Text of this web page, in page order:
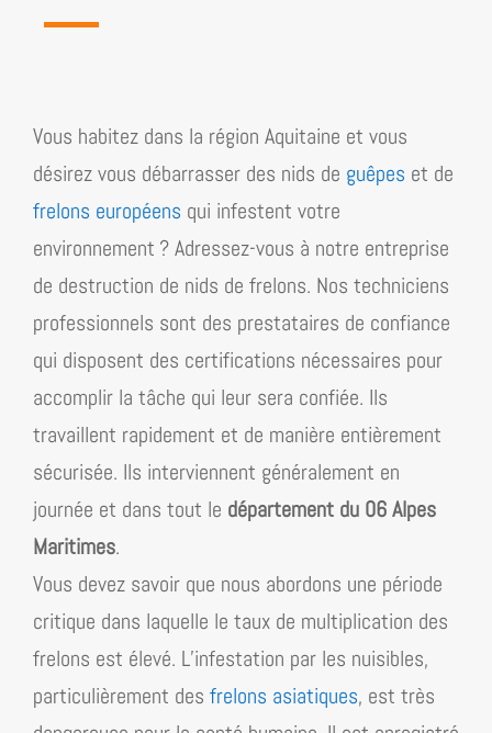
Vous habitez dans la région Aquitaine et vous
désirez vous débarrasser des nids de guêpes et de
frelons européens qui infestent votre
environnement ? Adressez-vous à notre entreprise
de destruction de nids de frelons. Nos techniciens
professionnels sont des prestataires de confiance
qui disposent des certifications nécessaires pour
accomplir la tâche qui leur sera confiée. Ils
travaillent rapidement et de manière entièrement
sécurisée. Ils interviennent généralement en
journée et dans tout le département du 06 Alpes
Maritimes.
Vous devez savoir que nous abordons une période
critique dans laquelle le taux de multiplication des
frelons est élevé. L’infestation par les nuisibles,
particulièrement des frelons asiatiques, est très